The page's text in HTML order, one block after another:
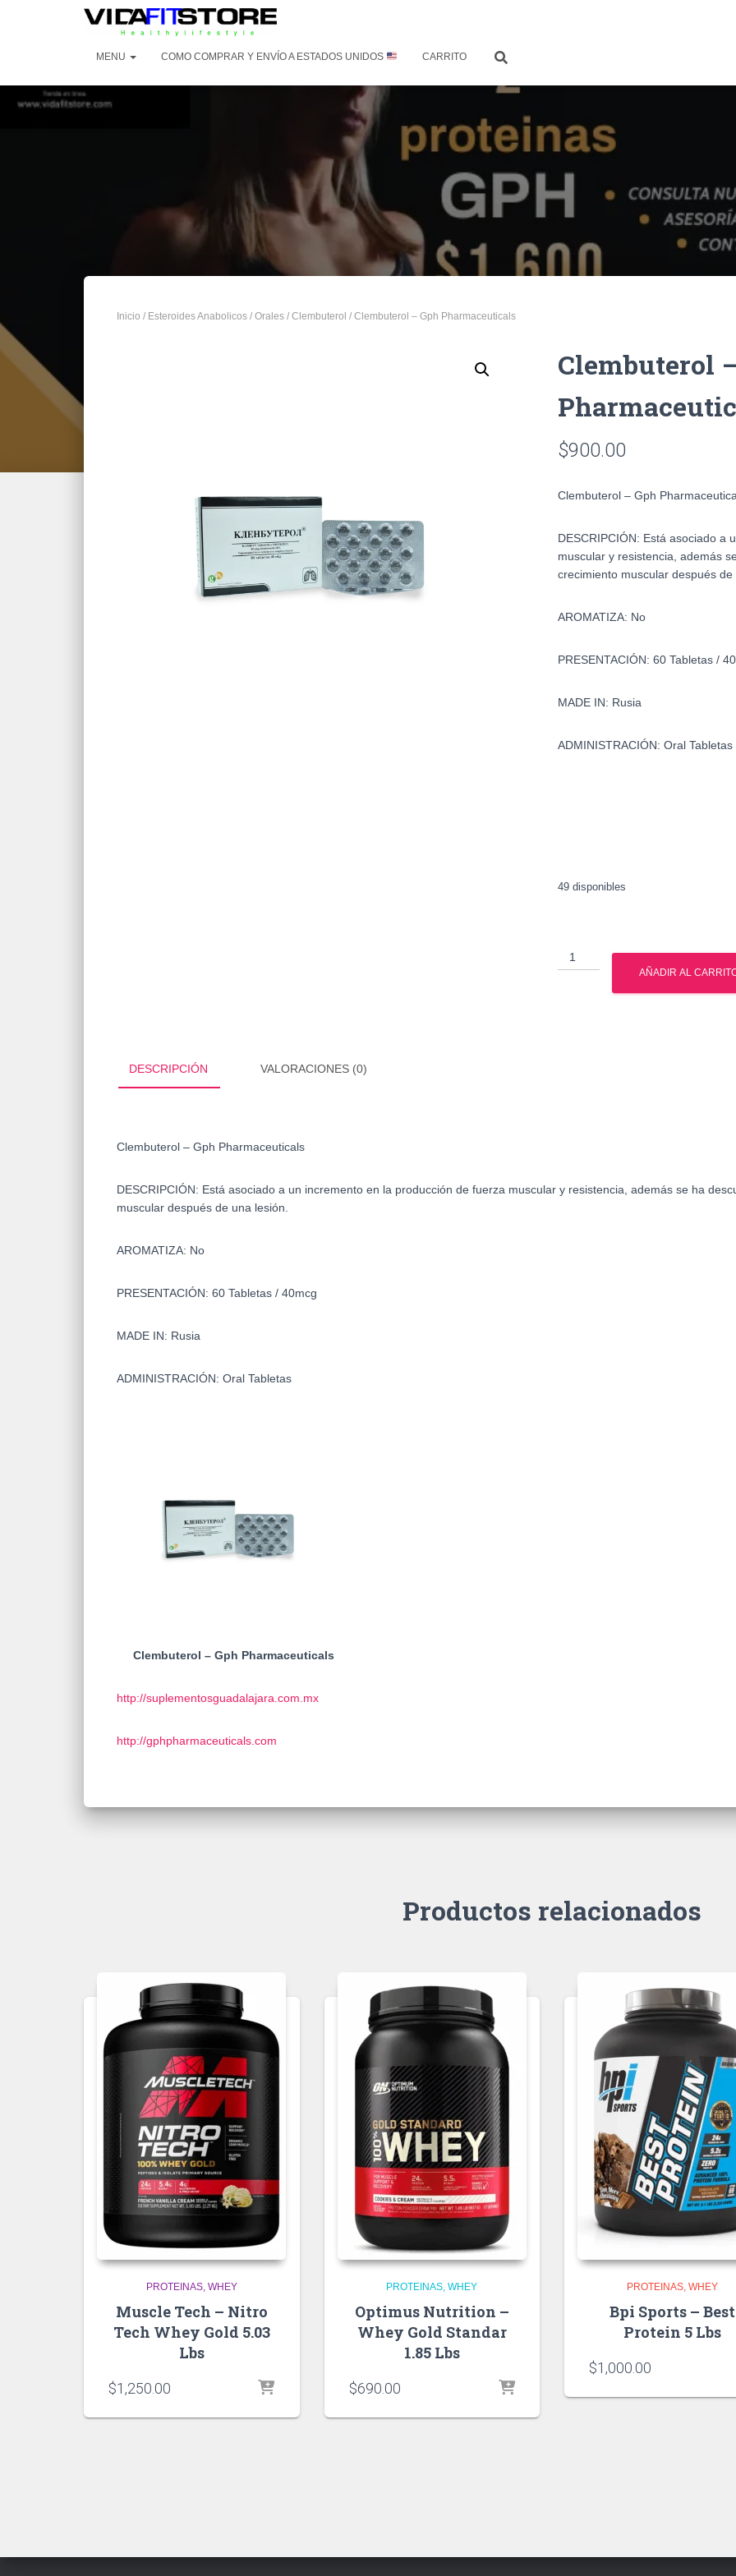
MENU COMO COMPRAR Y ENVÍO A ESTADOS UNIDOS CARRITO
Inicio / Esteroides Anabolicos / Orales / Clembuterol / Clembuterol – Gph Pharmaceuticals
Clembuterol
$900.00
Clembuterol – Gph
DESCRIPCIÓN: Está asociado a
muscular y resistencia, además
crecimiento muscular después de
AROMATIZA: No
PRESENTACIÓN: 60 Tabletas /
MADE IN: Rusia
ADMINISTRACIÓN: Oral Tabletas
49 disponibles
Clembuterol
-
AÑADIR AL
DESCRIPCIÓN VALORACIONES (0)
Clembuterol – Gph Pharmaceuticals
DESCRIPCIÓN: Está asociado a un incremento en la producción de fuerza muscular y resistencia, además se ha
muscular después de una lesión.
AROMATIZA: No
PRESENTACIÓN: 60 Tabletas / 40mcg
MADE IN: Rusia
ADMINISTRACIÓN: Oral Tabletas
Clembuterol – Gph Pharmaceuticals
http://suplementosguadalajara.com.mx
http://gphpharmaceuticals.com
Productos relacionados
PROTEINAS WHEY
Muscle Tech – Nitro
Tech Whey Gold 5.03
Lbs
$1,250.00
PROTEINAS WHEY
Optimus Nutrition –
Whey Gold Standar
1.85 Lbs
$690.00
PROTEINAS WHEY
Bpi Sports – Best
Protein 5 Lbs
$1,000.00